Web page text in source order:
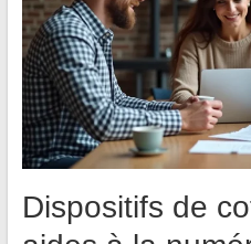
Dispositifs de